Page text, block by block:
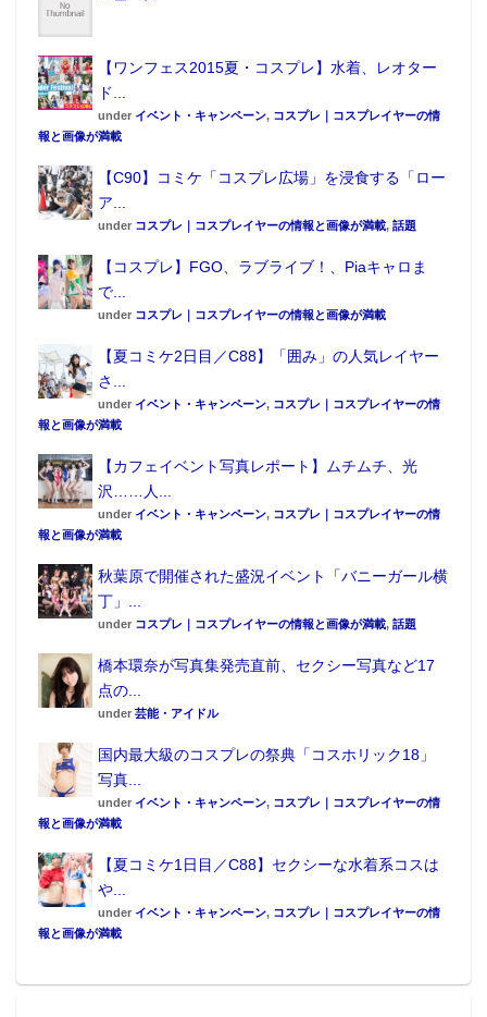
【ワンフェス2015夏・コスプレ】水着、レオター
ド...
under イベント・キャンペーン, コスプレ｜コスプレイヤーの情
報と画像が満載
【C90】コミケ「コスプレ広場」を浸食する「ロー
ア...
under コスプレ｜コスプレイヤーの情報と画像が満載, 話題
【コスプレ】FGO、ラブライブ！、Piaキャロま
で...
under コスプレ｜コスプレイヤーの情報と画像が満載
【夏コミケ2日目／C88】「囲み」の人気レイヤー
さ...
under イベント・キャンペーン, コスプレ｜コスプレイヤーの情
報と画像が満載
【カフェイベント写真レポート】ムチムチ、光
沢……人...
under イベント・キャンペーン, コスプレ｜コスプレイヤーの情
報と画像が満載
秋葉原で開催された盛況イベント「バニーガール横
丁」...
under コスプレ｜コスプレイヤーの情報と画像が満載, 話題
橋本環奈が写真集発売直前、セクシー写真など17
点の...
under 芸能・アイドル
国内最大級のコスプレの祭典「コスホリック18」
写真...
under イベント・キャンペーン, コスプレ｜コスプレイヤーの情
報と画像が満載
【夏コミケ1日目／C88】セクシーな水着系コスは
や...
under イベント・キャンペーン, コスプレ｜コスプレイヤーの情
報と画像が満載